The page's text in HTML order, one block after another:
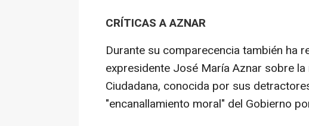
CRÍTICAS A AZNAR
Durante su comparecencia también ha
expresidente José María Aznar sobre
Ciudadana, conocida por sus
"encanallamiento moral" del Gobierno